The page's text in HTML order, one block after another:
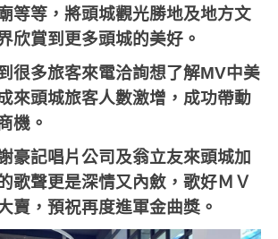
等等，將頭城觀光勝地及地方文
欣賞到更多頭城的美好。
很多旅客來電洽詢想了解MV中美
來頭城旅客人數激增，成功帶動
機。
豪記唱片公司及翁立友來頭城加
歌聲更是深情又內斂，歌好ＭＶ
賣，預祝再度進軍金曲獎。